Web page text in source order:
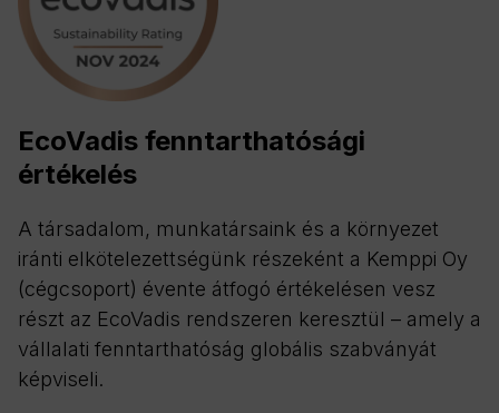
EcoVadis fenntarthatósági
értékelés
A társadalom, munkatársaink és a környezet
iránti elkötelezettségünk részeként a Kemppi Oy
(cégcsoport) évente átfogó értékelésen vesz
részt az EcoVadis rendszeren keresztül – amely a
vállalati fenntarthatóság globális szabványát
képviseli.